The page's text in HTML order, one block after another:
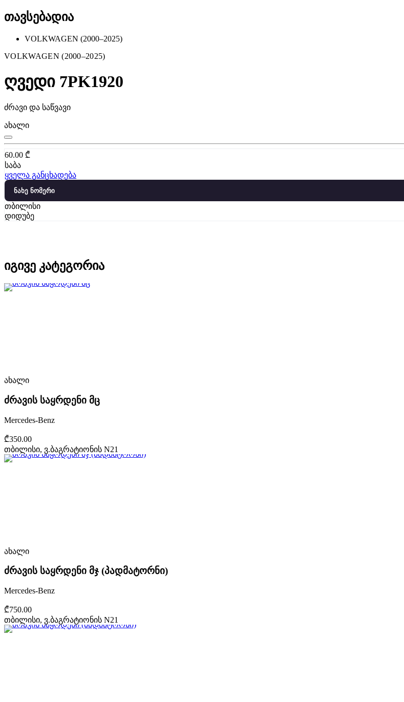
თავსებადია
VOLKWAGEN (2000–2025)
VOLKWAGEN (2000–2025)
ღვედი 7PK1920
ძრავი და საწვავი
ახალი
60.00 ₾
საბა
ყველა განცხადება
ნახე ნომერი
თბილისი
დიდუბე
იგივე კატეგორია
ახალი
ძრავის საყრდენი მც
Mercedes-Benz
₾350.00
თბილისი, ვ.ბაგრატიონის N21
ახალი
ძრავის საყრდენი მჯ (პადმატორნი)
Mercedes-Benz
₾750.00
თბილისი, ვ.ბაგრატიონის N21